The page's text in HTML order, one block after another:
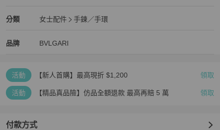
分類
BVLGARI 女士配件分類資訊
女士配件
手鍊／手環
品牌
BVLGARI 精品女士配件
BVLGARI
BVLGARI 推薦清單
活動 【新人首購】最高現折 $1,200 領取
活動 【精品真品險】仿品全額退款 最高再賠 5 萬 領取
付款方式